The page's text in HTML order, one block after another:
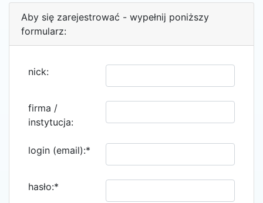
Aby się zarejestrować - wypełnij poniższy
formularz:
nick:
firma /
instytucja:
login (email):*
hasło:*